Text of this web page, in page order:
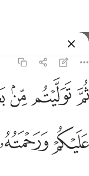
من بعد ذالك فلولا
فَضْلُ ٱللَّهِ
ﱪﱫﱬ
ﱳ